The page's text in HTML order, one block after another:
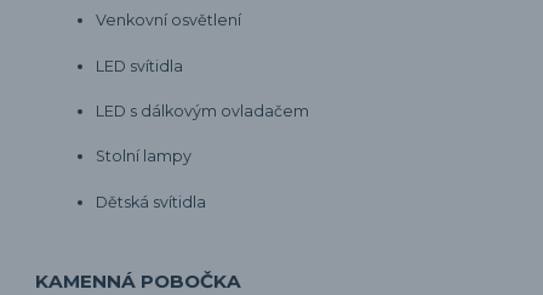
Venkovní osvětlení
LED svítidla
LED s dálkovým ovladačem
Stolní lampy
Dětská svítidla
KAMENNÁ POBOČKA